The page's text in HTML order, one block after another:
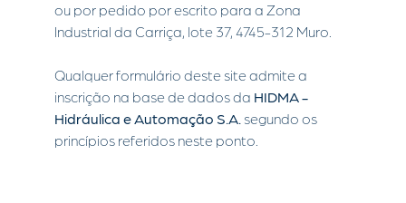
ou por pedido por escrito para a Zona
Industrial da Carriça, lote 37, 4745-312 Muro.
Qualquer formulário deste site admite a
inscrição na base de dados da HIDMA -
Hidráulica e Automação S.A. segundo os
princípios referidos neste ponto.